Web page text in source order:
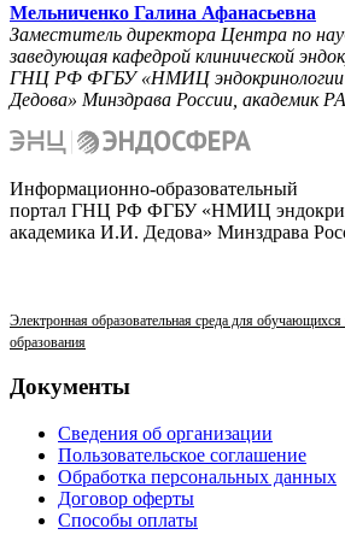
Мельниченко Галина Афанасьевна
Заместитель директора Центра по
заведующая кафедрой клинической
ГНЦ РФ ФГБУ «НМИЦ эндокринологии
Дедова» Минздрава России, академик
Информационно-образовательный
портал ГНЦ РФ ФГБУ «НМИЦ
академика И.И. Дедова» Минздрава
Электронная образовательная среда для
образования
Документы
Сведения об организации
Пользовательское соглашение
Обработка персональных данных
Договор оферты
Способы оплаты